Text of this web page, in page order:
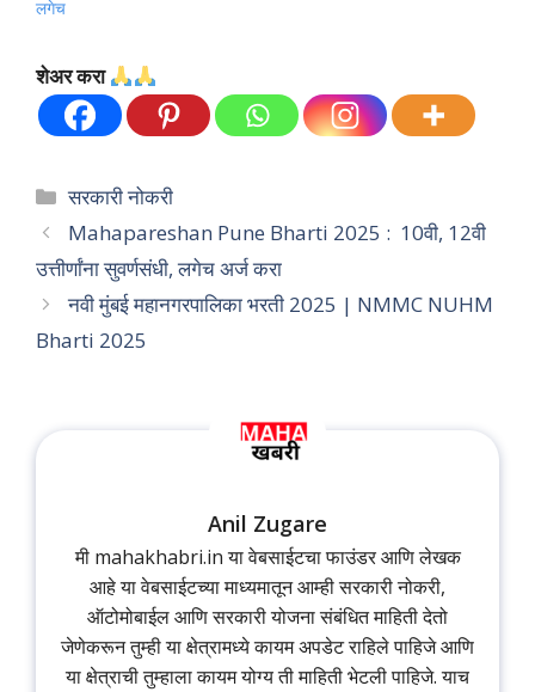
लगेच
शेअर करा
Categories
सरकारी नोकरी
Mahapareshan Pune Bharti 2025 : 10वी, 12वी
उत्तीर्णांना सुवर्णसंधी, लगेच अर्ज करा
नवी मुंबई महानगरपालिका भरती 2025 | NMMC NUHM
Bharti 2025
Anil Zugare
मी mahakhabri.in या वेबसाईटचा फाउंडर आणि लेखक
आहे या वेबसाईटच्या माध्यमातून आम्ही सरकारी नोकरी,
ऑटोमोबाईल आणि सरकारी योजना संबंधित माहिती देतो
जेणेकरून तुम्ही या क्षेत्रामध्ये कायम अपडेट राहिले पाहिजे आणि
या क्षेत्राची तुम्हाला कायम योग्य ती माहिती भेटली पाहिजे. याच